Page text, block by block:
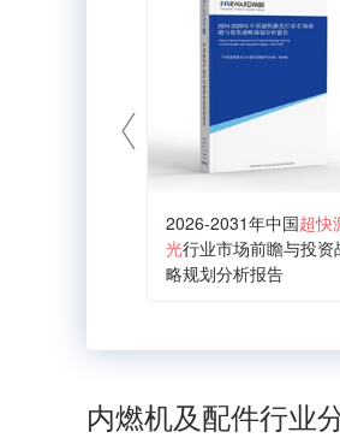
2026-2031年中国超快
光行业市场前瞻与投资
略规划分析报告
内燃机及配件行业